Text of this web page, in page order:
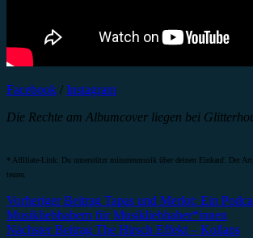
Facebook / Instagram
Die Rechte am Albumcover liegen bei
* Affiliate-Link: Du unterstützt minutenmusik über deinen Einkauf. Der
teurer.
Beitragsnavigation
Vorheriger Beitrag Tapas und Merlot: Ein
Musikliebhabern für Musikliebhaber*innen
Nächster Beitrag The Hirsch Effekt – Kollaps